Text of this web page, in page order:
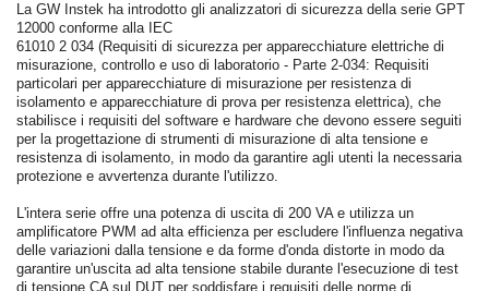
La GW Instek ha introdotto gli analizzatori di sicurezza della serie GPT
12000 conforme alla IEC
61010 2 034 (Requisiti di sicurezza per apparecchiature elettriche di
misurazione, controllo e uso di laboratorio - Parte 2-034: Requisiti
particolari per apparecchiature di misurazione per resistenza di
isolamento e apparecchiature di prova per resistenza elettrica), che
stabilisce i requisiti del software e hardware che devono essere seguiti
per la progettazione di strumenti di misurazione di alta tensione e
resistenza di isolamento, in modo da garantire agli utenti la necessaria
protezione e avvertenza durante l'utilizzo.
L'intera serie offre una potenza di uscita di 200 VA e utilizza un
amplificatore PWM ad alta efficienza per escludere l'influenza negativa
delle variazioni dalla tensione e da forme d'onda distorte in modo da
garantire un'uscita ad alta tensione stabile durante l'esecuzione di test
di tensione CA sul DUT per soddisfare i requisiti delle norme di